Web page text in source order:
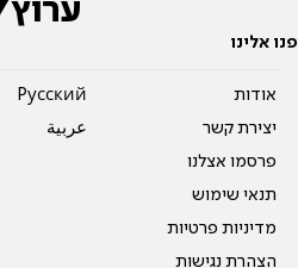
פנו אלינו
אודות
יצירת קשר
פרסמו אצלנו
תנאי שימוש
מדיניות פרטיות
הצהרת נגישות
Pусский
عربية